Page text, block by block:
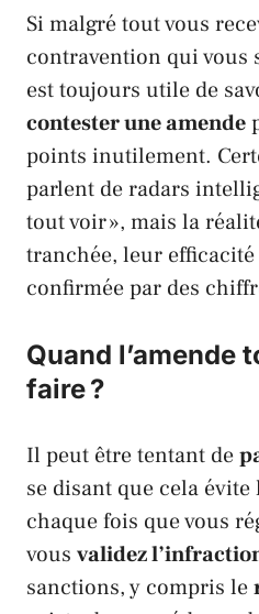
Si malgré tout vous
contravention qui vous
est toujours utile de
contester une amende
points inutilement.
parlent de radars
tout voir », mais la
tranchée, leur efficacité
confirmée par des
Quand l’amende
faire ?
Il peut être tentant de
se disant que cela
chaque fois que vous
vous validez
sanctions, y compris le